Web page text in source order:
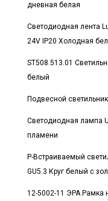
дневная белая
Светодиодная лента
24V IP20 Холодная
ST508.513.01
белый
Подвесной
Светодиодная лампа
пламени
Р-Встраиваемый
GU5.3 Круг белый с
12-5002-11 ЭРА Рамка